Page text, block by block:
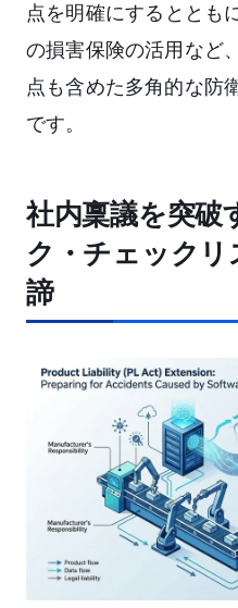
点を明確にするととも
の損害保険の活用など
点も含めた多角的な防
です。
社内稟議を突破
ク・チェック
諦